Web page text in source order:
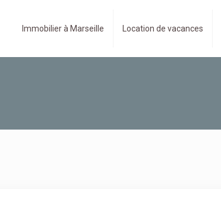
Immobilier à Marseille Location de vacances